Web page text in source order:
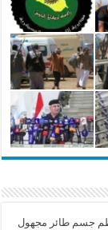
جسم طائر مجهول